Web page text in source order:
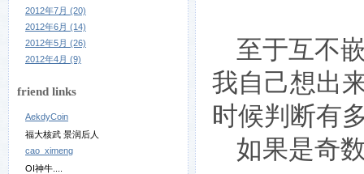
2012年7月 (20)
2012年6月 (14)
2012年5月 (26)
2012年4月 (9)
friend links
AekdyCoin
福大核武 景润后人
cao_ximeng
OI神牛....
至于互不
我自己想出
时候判断有
如果是奇